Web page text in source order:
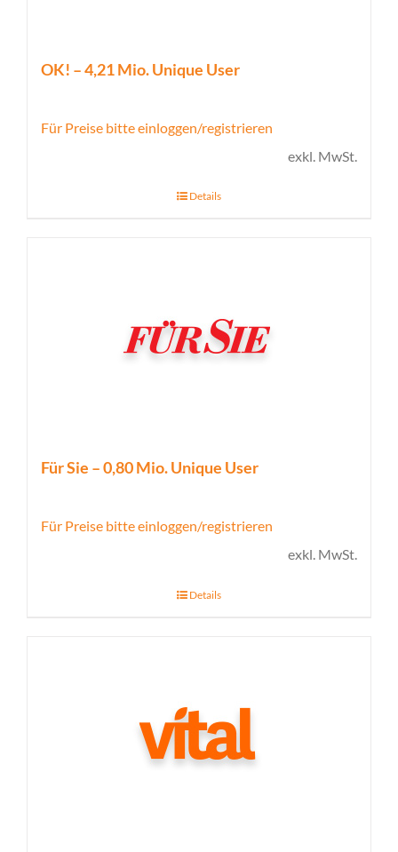
OK! – 4,21 Mio. Unique User
Für Preise bitte einloggen/registrieren
exkl. MwSt.
Details
Für Sie – 0,80 Mio. Unique User
Für Preise bitte einloggen/registrieren
exkl. MwSt.
Details